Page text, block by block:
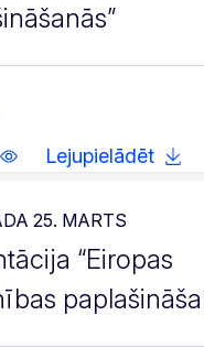
Lejupielādēt
25. MARTS
“Eiropas